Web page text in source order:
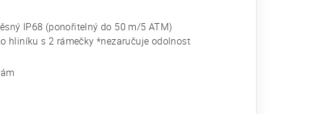
IP68 (ponořitelný do 50 m/5 ATM)
hliníku s 2 rámečky *nezaručuje odolnost